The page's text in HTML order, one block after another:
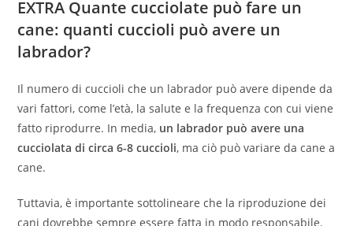
EXTRA Quante cucciolate può fare un
cane: quanti cuccioli può avere un
labrador?
Il numero di cuccioli che un labrador può avere dipende da
vari fattori, come l’età, la salute e la frequenza con cui viene
fatto riprodurre. In media, un labrador può avere una
cucciolata di circa 6-8 cuccioli, ma ciò può variare da cane a
cane.
Tuttavia, è importante sottolineare che la riproduzione dei
cani dovrebbe sempre essere fatta in modo responsabile.